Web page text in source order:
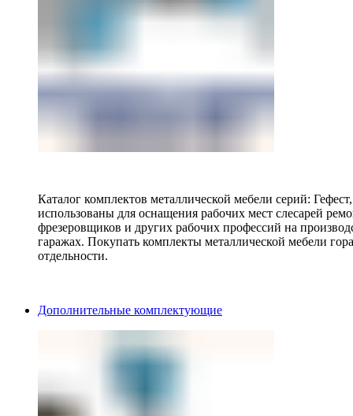
Каталог комплектов металлической мебели серий:
использованы для оснащения рабочих мест слесарей
фрезеровщиков и других рабочих профессий на
гаражах. Покупать комплекты металлической мебели
отдельности.
Дополнительные комплектующие